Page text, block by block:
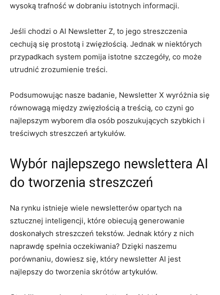
⁢wysoką trafność w ​dobraniu⁤ istotnych⁤ informacji.
Jeśli‌ chodzi o AI Newsletter Z, to jego streszczenia
cechują się prostotą ‌i zwięzłością. Jednak w niektórych
przypadkach⁢ system ⁢pomija⁤ istotne szczegóły, co może
utrudnić zrozumienie⁣ treści.
Podsumowując nasze badanie,⁤ Newsletter X wyróżnia ‍się‍
równowagą ⁤między zwięzłością a treścią, co czyni go​
najlepszym wyborem dla⁤ osób ​poszukujących szybkich i ​
treściwych streszczeń ‌artykułów.
Wybór najlepszego‍ newslettera ‌AI⁢
do ⁤tworzenia streszczeń
Na rynku istnieje ⁢wiele newsletterów ‍opartych na
sztucznej ‌inteligencji, które obiecują generowanie‍
doskonałych streszczeń⁤ tekstów. Jednak‌ który z⁣ nich⁢
naprawdę spełnia oczekiwania? Dzięki naszemu
porównaniu, dowiesz ​się, który⁢ newsletter AI jest
najlepszy do tworzenia ‌skrótów ⁣artykułów.